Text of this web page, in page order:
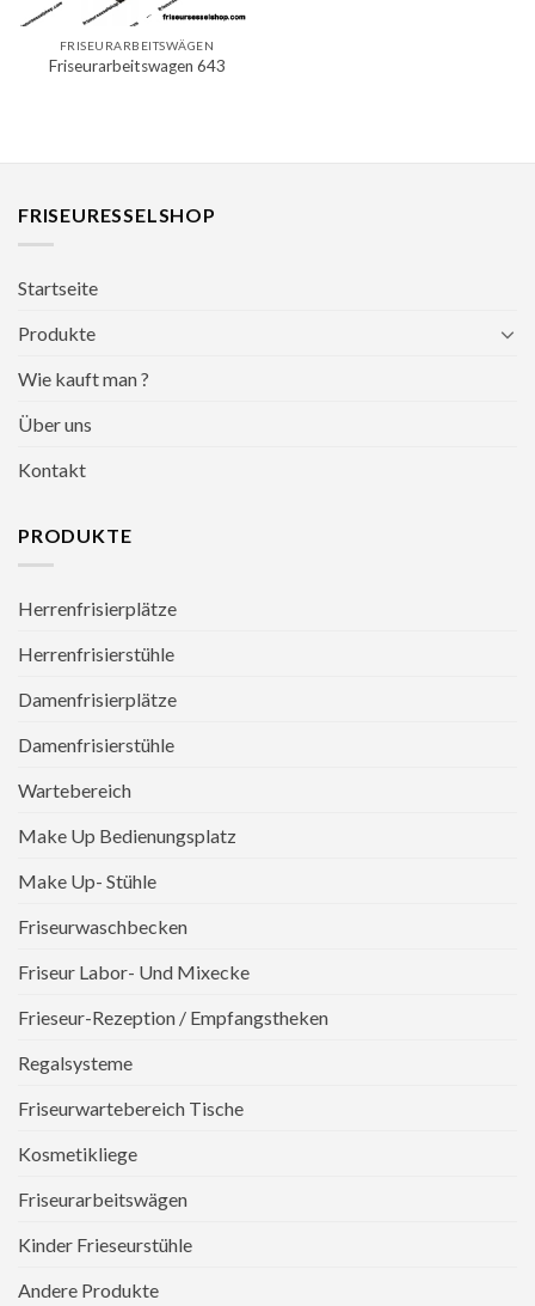
FRISEURARBEITSWÄGEN
Friseurarbeitswagen 643
FRISEURESSELSHOP
Startseite
Produkte
Wie kauft man ?
Über uns
Kontakt
PRODUKTE
Herrenfrisierplätze
Herrenfrisierstühle
Damenfrisierplätze
Damenfrisierstühle
Wartebereich
Make Up Bedienungsplatz
Make Up- Stühle
Friseurwaschbecken
Friseur Labor- Und Mixecke
Frieseur-Rezeption / Empfangstheken
Regalsysteme
Friseurwartebereich Tische
Kosmetikliege
Friseurarbeitswägen
Kinder Frieseurstühle
Andere Produkte